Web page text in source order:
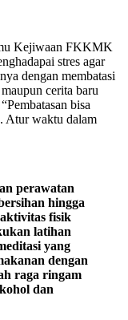
Kejiwaan FKKMK
stres agar
dengan membatasi
cerita baru
bisa
Atur waktu dalam
perawatan
hingga
fisik
latihan
yang
dengan
raga ringam
dan